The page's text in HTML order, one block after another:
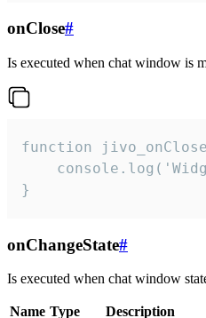
onClose#
Is executed when chat window is
function
}
onChangeState#
Is executed when chat window
Name Type Description